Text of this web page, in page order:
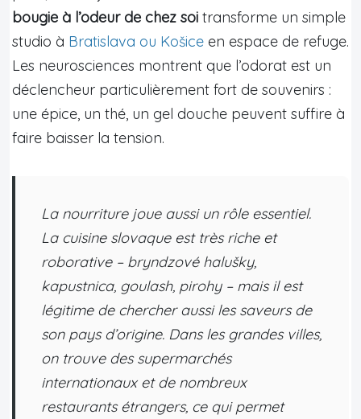
bougie à l’odeur de chez soi transforme un simple
studio à Bratislava ou Košice en espace de refuge.
Les neurosciences montrent que l’odorat est un
déclencheur particulièrement fort de souvenirs :
une épice, un thé, un gel douche peuvent suffire à
faire baisser la tension.
La nourriture joue aussi un rôle essentiel.
La cuisine slovaque est très riche et
roborative – bryndzové halušky,
kapustnica, goulash, pirohy – mais il est
légitime de chercher aussi les saveurs de
son pays d’origine. Dans les grandes villes,
on trouve des supermarchés
internationaux et de nombreux
restaurants étrangers, ce qui permet